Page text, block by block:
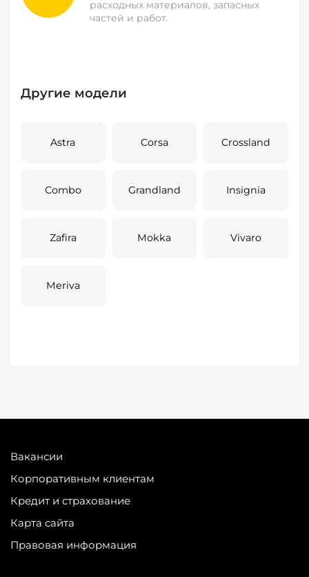
расходных материалов, запасных
частей и работ.
Другие модели
Astra Corsa Crossland
Combo Grandland Insignia
Zafira Mokka Vivaro
Meriva
Вакансии
Корпоративным клиентам
Кредит и страхование
Карта сайта
Правовая информация